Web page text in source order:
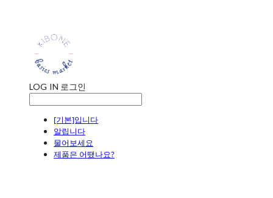
LOG IN 로그인
[기본]입니다
알립니다
물어보세요
제품은 어땠나요?